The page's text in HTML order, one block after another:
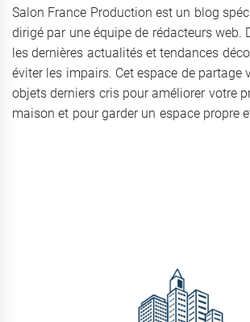
Salon France Production est un blog
dirigé par une équipe de rédacteurs web.
les dernières actualités et tendances
éviter les impairs. Cet espace de partage
objets derniers cris pour améliorer votre
maison et pour garder un espace propre